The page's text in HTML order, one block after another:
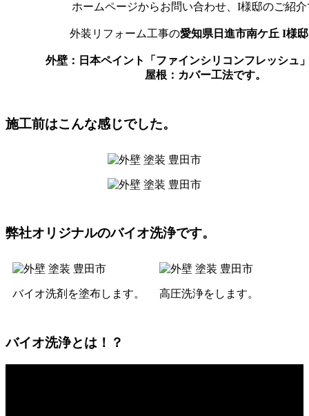
ホームページからお問い合わせ、I様邸のご紹
外装リフォーム工事の愛知県日進市南ケ丘 I様邸
外壁：日本ペイント「ファインシリコンフレッシュ
屋根：カバー工法です。
施工前はこんな感じでした。
弊社オリジナルのバイオ洗浄です。
バイオ洗剤を塗布します。 高圧洗浄をします。
バイオ洗浄とは！？